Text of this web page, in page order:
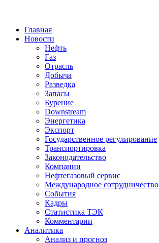
Главная
Новости
Нефть
Газ
Отрасль
Добыча
Разведка
Запасы
Бурение
Downstream
Энергетика
Экспорт
Государственное регулирование
Транспортировка
Законодательство
Компании
Нефтегазовый сервис
Международное сотрудничество
События
Кадры
Статистика ТЭК
Комментарии
Аналитика
Анализ и прогноз